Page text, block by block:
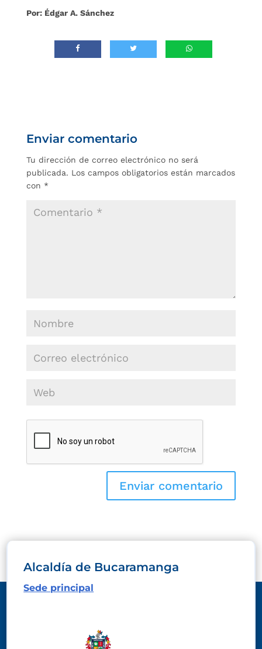
Por: Édgar A. Sánchez
Enviar comentario
Tu dirección de correo electrónico no será
publicada. Los campos obligatorios están marcados
con *
Alcaldía de Bucaramanga
Sede principal